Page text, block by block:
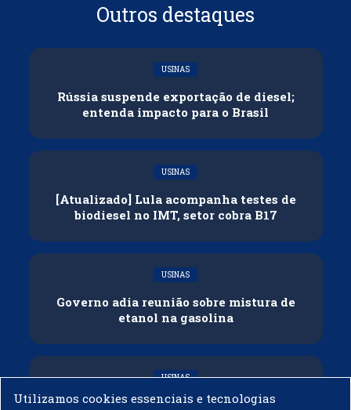
Outros destaques
USINAS
Rússia suspende exportação de diesel;
entenda impacto para o Brasil
USINAS
[Atualizado] Lula acompanha testes de
biodiesel no IMT, setor cobra B17
USINAS
Governo adia reunião sobre mistura de
etanol na gasolina
USINAS
CNPE veda importação de biodiesel
Utilizamos cookies essenciais e tecnologias